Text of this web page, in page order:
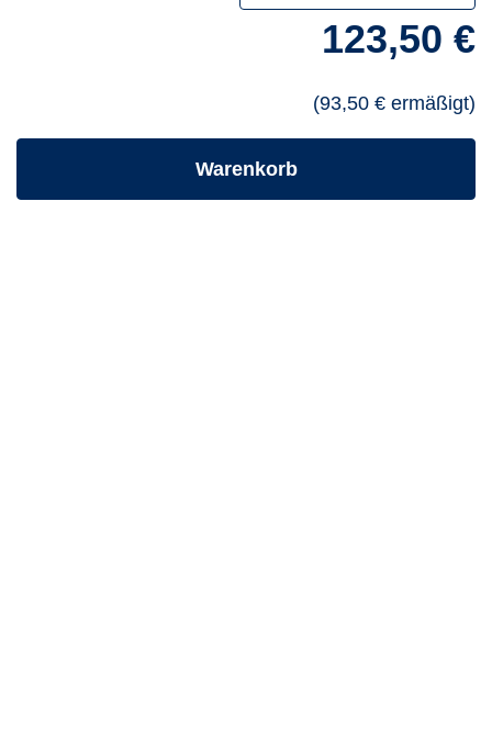
123,50 €
(93,50 € ermäßigt)
Warenkorb- Kurs hineinlegen